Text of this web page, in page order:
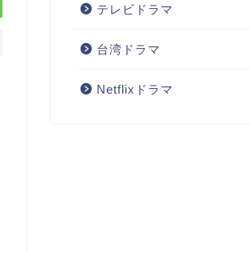
テレビドラマ
台湾ドラマ
Netflixドラマ